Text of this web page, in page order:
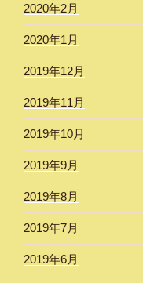
2020年2月
2020年1月
2019年12月
2019年11月
2019年10月
2019年9月
2019年8月
2019年7月
2019年6月